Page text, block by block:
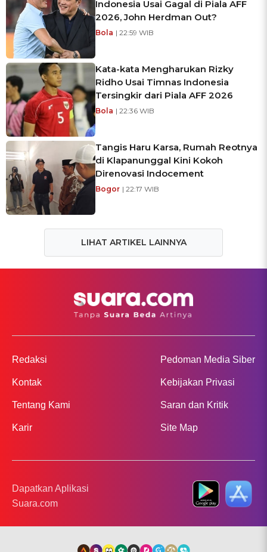
Indonesia Usai Gagal di Piala AFF
2026, John Herdman Out?
Bola | 22:59 WIB
Kata-kata Mengharukan Rizky
Ridho Usai Timnas Indonesia
Tersingkir dari Piala AFF 2026
Bola | 22:36 WIB
Tangis Haru Karsa, Rumah Reotnya
di Klapanunggal Kini Kokoh
Direnovasi Indocement
Bogor | 22:17 WIB
LIHAT ARTIKEL LAINNYA
Redaksi
Kontak
Tentang Kami
Karir
Pedoman Media Siber
Kebijakan Privasi
Saran dan Kritik
Site Map
Dapatkan Aplikasi
Suara.com